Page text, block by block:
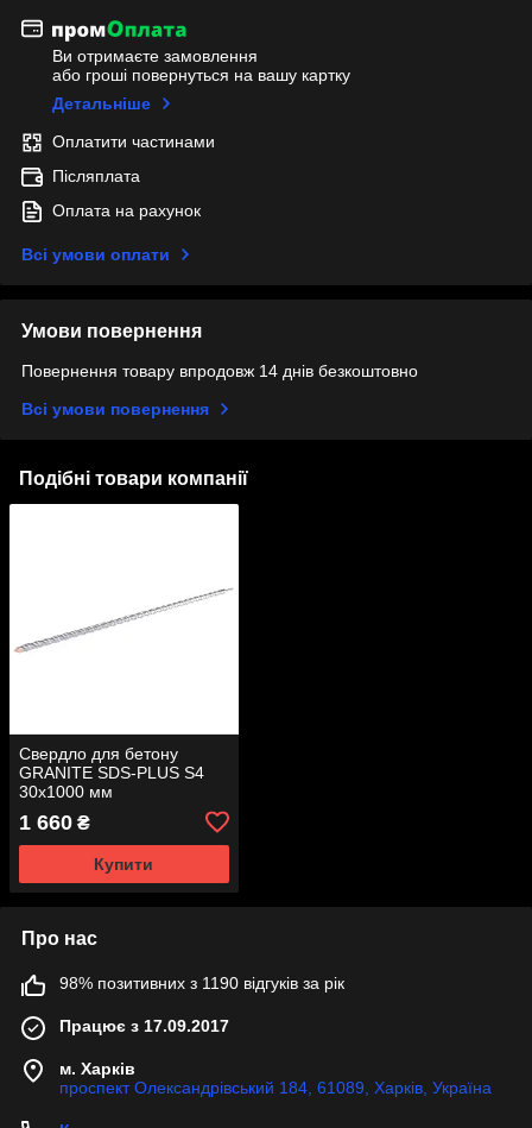
Ви отримаєте замовлення
або гроші повернуться на вашу картку
Детальніше
Оплатити частинами
Післяплата
Оплата на рахунок
Всі умови оплати
Умови повернення
Повернення товару впродовж 14 днів безкоштовно
Всі умови повернення
Подібні товари компанії
Свердло для бетону
GRANITE SDS-PLUS S4
30х1000 мм
1 660 ₴
Купити
Про нас
98% позитивних з 1190 відгуків за рік
Працює з 17.09.2017
м. Харків
проспект Олександрівський 184, 61089, Харків, Україна